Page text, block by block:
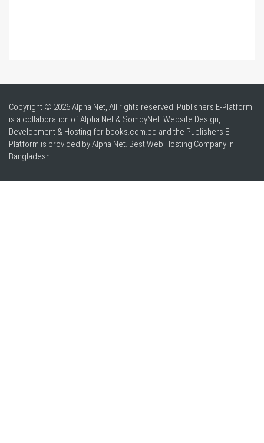
Copyright © 2026 Alpha Net, All rights reserved. Publishers E-Platform
is a collaboration of Alpha Net & SomoyNet. Website Design,
Development & Hosting for books.com.bd and the Publishers E-
Platform is provided by Alpha Net. BestWeb Hosting Company in
Bangladesh.